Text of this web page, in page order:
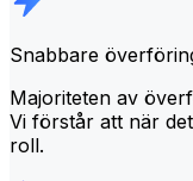
Snabbare
Majoriteten av
Vi förstår att när
roll.